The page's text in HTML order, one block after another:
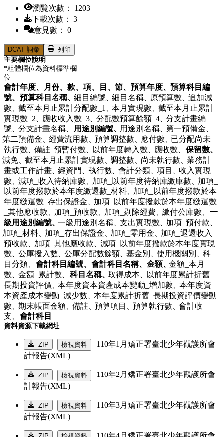
瀏覽次數： 1203
下載次數： 3
意見數： 0
DCAT 詞彙
列印
主要欄位說明
*粗體欄位為資料標準欄
位
會計年度、 月份、 款、 項、 目、 節、 預算年度、 預算科目編
號、 預算科目名稱、細目編號、細目名稱、原預算數、追加減
數、截至本月止累計分配數_1、本月實現數、截至本月止累計
實現數_2、應收收入數_3、分配數預算餘額_4、分支計畫編
號、分支計畫名稱、 用途別編號、用途別名稱、第一預備金、
第二預備金、經費流用數、預算調整數、應付數、已分配尚未
執行數、備註_預暫付數、 以前年度轉入數、應收數、 保留數、
減免、截至本月止累計實現數、調整數、尚未執行數、業務計
畫或工作計畫、經資門、執行數、會計分類、項目、收入實現
數、減項_收入待納庫數、加項_以前年度待納庫繳庫數、加項_
以前年度撥款於本年度繳還數_材料、加項_以前年度撥款於本
年度繳還數_存出保證金、加項_以前年度撥款於本年度繳還數
_其他應收款、加項_預收款、加項_剔除經費、繳付公庫數、 一
級用途別編號、一級用途別名稱、支出實現數、加項_預付款、
加項_材料、加項_存出保證金、加項_零用金、加項_退還收入
預收款、加項_其他應收款、減項_以前年度撥款於本年度實現
數、公庫撥入數、公庫分配數餘額、基金別、使用機關別、科
目分類、 會計科目編號、 會計科目名稱、 金額、金額_本月
數、金額_累計數、 科目名稱、取得成本、 以前年度累計折舊_
長期投資評價、本年度資本資產成本變動_增加數、本年度資
本資產成本變動_減少數、本年度累計折舊_長期投資評價變動
數、期末帳面金額、備註、預算項目、預算執行數、會計收
支、 會計科目
資料資源下載網址
ZIP 檢視資料
110年1月矯正署臺北少年觀護所會
計報告(XML)
ZIP 檢視資料
110年2月矯正署臺北少年觀護所會
計報告(XML)
ZIP 檢視資料
110年3月矯正署臺北少年觀護所會
計報告(XML)